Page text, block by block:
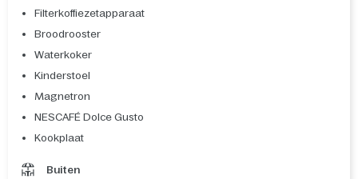
Filterkoffiezetapparaat
Broodrooster
Waterkoker
Kinderstoel
Magnetron
NESCAFÉ Dolce Gusto
Kookplaat
Buiten